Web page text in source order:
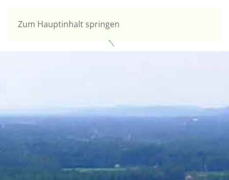
Zum Hauptinhalt springen